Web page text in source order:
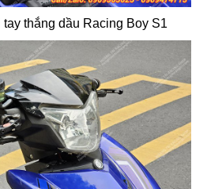
tay thắng dầu Racing Boy S1